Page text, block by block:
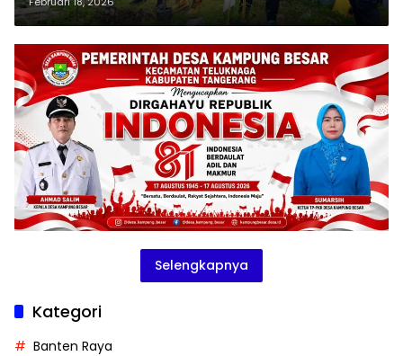
Selengkapnya
Kategori
Banten Raya